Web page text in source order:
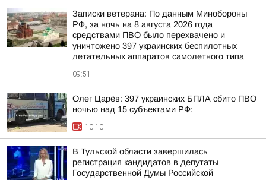
Записки ветерана: По данным Минобороны
РФ, за ночь на 8 августа 2026 года
средствами ПВО было перехвачено и
уничтожено 397 украинских беспилотных
летательных аппаратов самолетного типа
09:51
Олег Царёв: 397 украинских БПЛА сбито ПВО
ночью над 15 субъектами РФ:
10:10
В Тульской области завершилась
регистрация кандидатов в депутаты
Государственной Думы Российской